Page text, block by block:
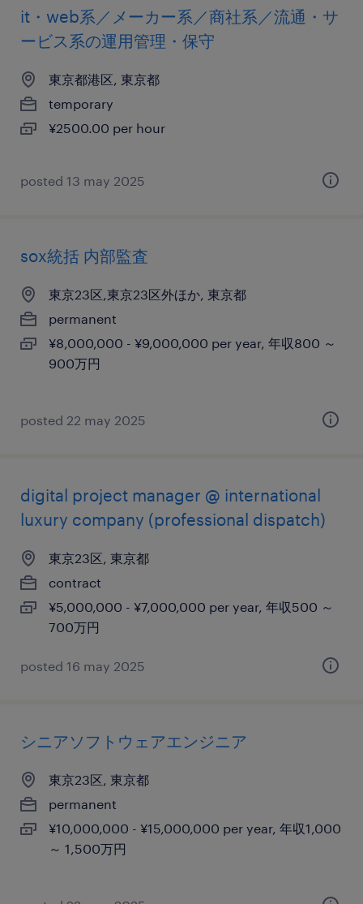
it・web系／メーカー系／商社系／流通・サ
ービス系の運用管理・保守
東京都港区, 東京都
temporary
¥2500.00 per hour
posted 13 may 2025
sox統括 内部監査
東京23区,東京23区外ほか, 東京都
permanent
¥8,000,000 - ¥9,000,000 per year, 年収800 ～
900万円
posted 22 may 2025
digital project manager @ international
luxury company (professional dispatch)
東京23区, 東京都
contract
¥5,000,000 - ¥7,000,000 per year, 年収500 ～
700万円
posted 16 may 2025
シニアソフトウェアエンジニア
東京23区, 東京都
permanent
¥10,000,000 - ¥15,000,000 per year, 年収1,000
～ 1,500万円